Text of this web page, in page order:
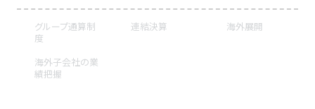
グループ通算制
度
連結決算 海外展開
海外子会社の業
績把握